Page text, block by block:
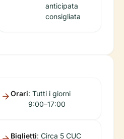
anticipata
consigliata
Orari: Tutti i giorni
9:00–17:00
Biglietti: Circa 5 CUC